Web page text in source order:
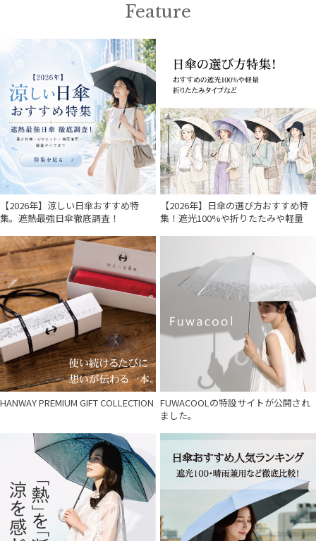
件
Feature
【2026年】涼しい日傘おすすめ特
集。遮熱最強日傘徹底調査！
【2026年】日傘の選び方おすすめ特
集！遮光100%や折りたたみや軽量
HANWAY PREMIUM GIFT COLLECTION FUWACOOLの特設サイトが公開され
ました。